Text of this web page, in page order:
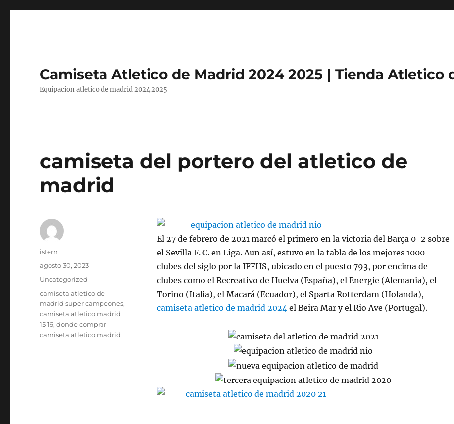
Camiseta Atletico de Madrid 2024 2025 | Tienda Atletico
Equipacion atletico de madrid 2024 2025
camiseta del portero del atletico de
madrid
El 27 de febrero de 2021 marcó el primero en la victoria del Barça 0-2 sobre
el Sevilla F. C. en Liga. Aun así, estuvo en la tabla de los mejores 1000
clubes del siglo por la IFFHS, ubicado en el puesto 793, por encima de
clubes como el Recreativo de Huelva (España), el Energie (Alemania), el
Torino (Italia), el Macará (Ecuador), el Sparta Rotterdam (Holanda),
camiseta atletico de madrid 2024el Beira Mar y el Rio Ave (Portugal).
Autor
istern
Publicado
agosto 30, 2023
Categorías
Uncategorized
Etiquetas
camiseta atletico de
madrid super campeones,
camiseta atletico madrid
15 16,donde comprar
camiseta atletico madrid